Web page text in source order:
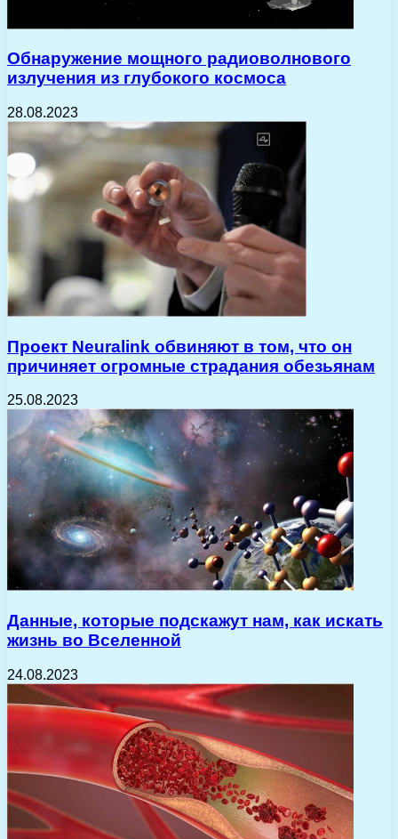
Обнаружение мощного радиоволнового
излучения из глубокого космоса
28.08.2023
Проект Neuralink обвиняют в том, что он
причиняет огромные страдания обезьянам
25.08.2023
Данные, которые подскажут нам, как искать
жизнь во Вселенной
24.08.2023